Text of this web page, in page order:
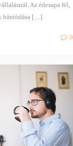
Az édesapa fél,
bántódása […]
0